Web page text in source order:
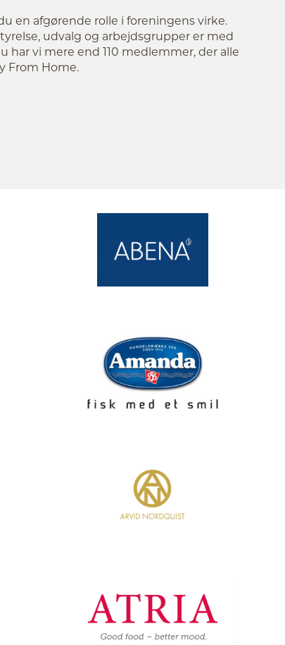
en afgørende rolle i foreningens virke.
udvalg og arbejdsgrupper er med
vi mere end 110 medlemmer, der alle
From Home.